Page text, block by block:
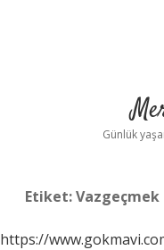
Günlük
Etiket:Vazgeçmek
https://